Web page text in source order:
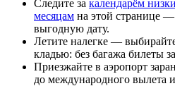
Следите за календарём
месяцам на этой странице
выгодную дату.
Летите налегке —
кладью: без багажа билеты
Приезжайте в аэропорт
до международного вылета